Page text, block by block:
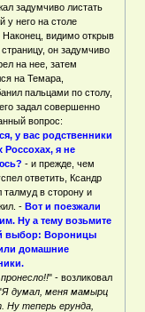
задумчиво листать
у него на столе
Наконец, видимо открыв
он задумчиво
на нее, затем
на Темара,
пальцами по столу,
задал совершенно
вопрос:
у вас родственники
Россохах, я не
- и прежде, чем
ответить, Ксандр
талмуд в сторону и
-Вот и поезжали
Ну а тему возьмите
выбор: Вороницы
домашние
" - возликовал
Я думал, меня мамырц
Ну теперь ерунда,